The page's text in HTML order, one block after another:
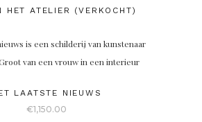
HET ATELIER (VERKOCHT)
LAATSTE NIEUWS
€1,150.00